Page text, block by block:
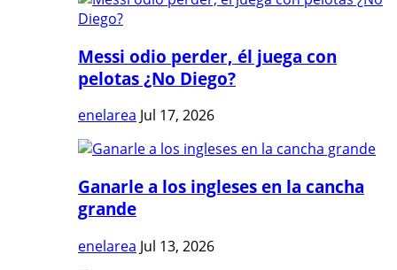
Messi odio perder, él juega con
pelotas ¿No Diego?
enelarea Jul 17, 2026
Ganarle a los ingleses en la cancha
grande
enelarea Jul 13, 2026